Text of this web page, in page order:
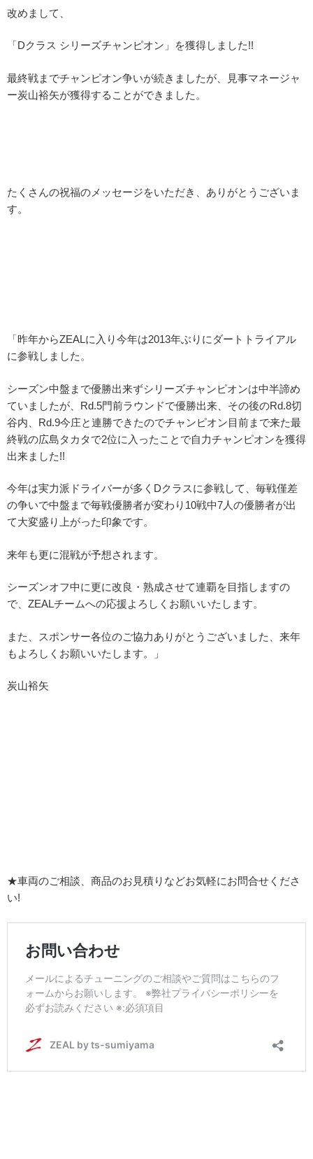
改めまして、
「Dクラス シリーズチャンピオン」を獲得しました!!
最終戦までチャンピオン争いが続きましたが、見事マネージャ
ー炭山裕矢が獲得することができました。
たくさんの祝福のメッセージをいただき、ありがとうございま
す。
「昨年からZEALに入り今年は2013年ぶりにダートトライアル
に参戦しました。
シーズン中盤まで優勝出来ずシリーズチャンピオンは中半諦め
ていましたが、Rd.5門前ラウンドで優勝出来、その後のRd.8切
谷内、Rd.9今庄と連勝できたのでチャンピオン目前まで来た最
終戦の広島タカタで2位に入ったことで自力チャンピオンを獲得
出来ました!!
今年は実力派ドライバーが多くDクラスに参戦して、毎戦僅差
の争いで中盤まで毎戦優勝者が変わり10戦中7人の優勝者が出
て大変盛り上がった印象です。
来年も更に混戦が予想されます。
シーズンオフ中に更に改良・熟成させて連覇を目指しますの
で、ZEALチームへの応援よろしくお願いいたします。
また、スポンサー各位のご協力ありがとうございました、来年
もよろしくお願いいたします。」
炭山裕矢
★車両のご相談、商品のお見積りなどお気軽にお問合せくださ
い!